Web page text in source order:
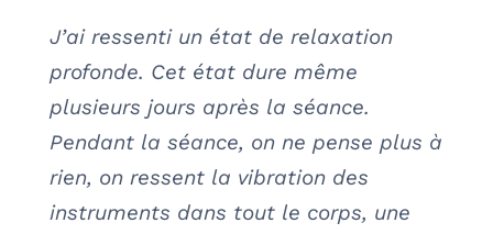
J’ai ressenti un état de relaxation
profonde. Cet état dure même
plusieurs jours après la séance.
Pendant la séance, on ne pense plus à
rien, on ressent la vibration des
instruments dans tout le corps, une